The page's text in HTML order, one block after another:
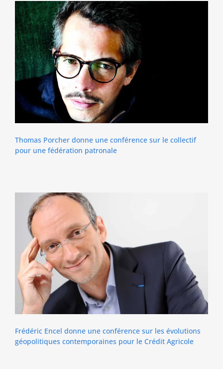
Thomas Porcher donne une conférence sur le collectif
pour une fédération patronale
Frédéric Encel donne une conférence sur les évolutions
géopolitiques contemporaines pour le Crédit Agricole